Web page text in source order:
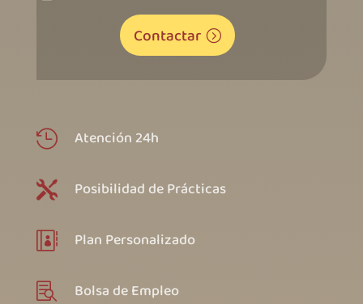
Contactar
 Atención 24h
 Posibilidad de Prácticas
 Plan Personalizado
 Bolsa de Empleo